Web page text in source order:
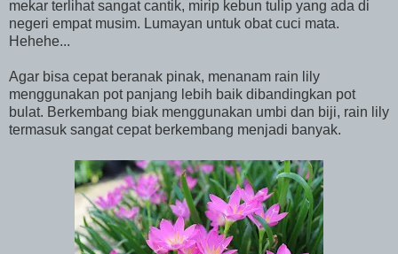
mekar terlihat sangat cantik, mirip kebun tulip yang ada di
negeri empat musim. Lumayan untuk obat cuci mata.
Hehehe...
Agar bisa cepat beranak pinak, menanam rain lily
menggunakan pot panjang lebih baik dibandingkan pot
bulat. Berkembang biak menggunakan umbi dan biji, rain lily
termasuk sangat cepat berkembang menjadi banyak.